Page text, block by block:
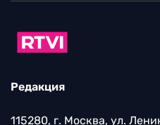
Редакция
115280, г. Москва, ул.